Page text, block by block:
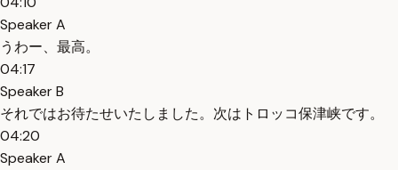
Speaker A
うわー、最高。
04:17
Speaker B
それではお待たせいたしました。次はトロッコ保津峡です。
04:20
Speaker A